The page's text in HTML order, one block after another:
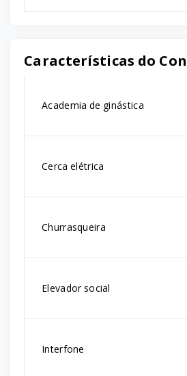
Características do
Academia de ginástica
Cerca elétrica
Churrasqueira
Elevador social
Interfone